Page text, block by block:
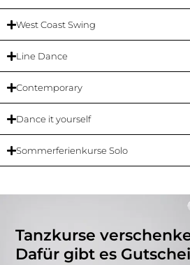
West Coast Swing
Line Dance
Contemporary
Dance it yourself
Sommerferienkurse Solo
Tanzkurse
Dafür gibt es